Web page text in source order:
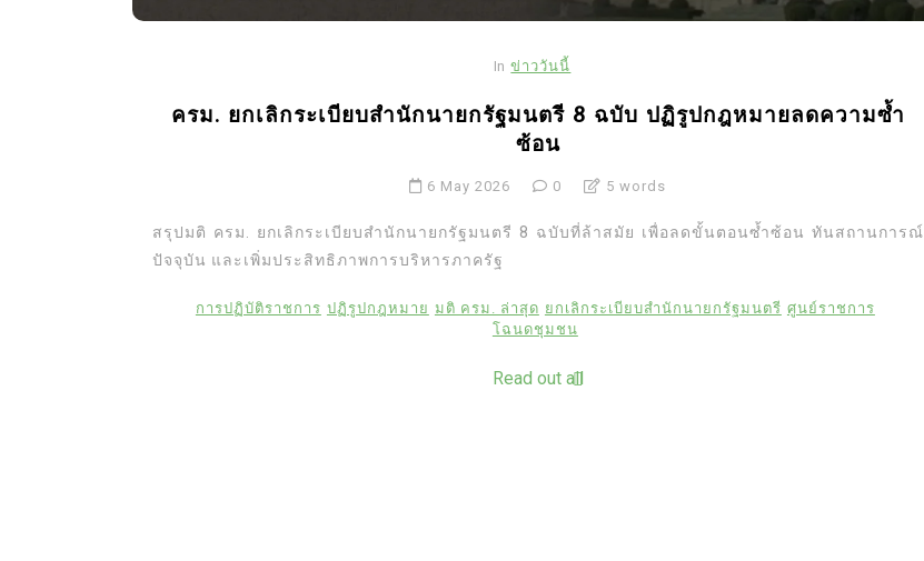
In ข่าววันนี้
ครม. ยกเลิกระเบียบสำนักนายกรัฐมนตรี 8 ฉบับ ปฏิรูปกฎหมายลดความซ้ำ
ซ้อน
6 May 2026 0 5 words
สรุปมติ ครม. ยกเลิกระเบียบสำนักนายกรัฐมนตรี 8 ฉบับที่ล้าสมัย เพื่อลดขั้นตอนซ้ำซ้อน ทันสถานการณ์
ปัจจุบัน และเพิ่มประสิทธิภาพการบริหารภาครัฐ
การปฏิบัติราชการ ปฏิรูปกฎหมาย มติ ครม. ล่าสุด ยกเลิกระเบียบสำนักนายกรัฐมนตรี ศูนย์ราชการ
โฉนดชุมชน
Read out all